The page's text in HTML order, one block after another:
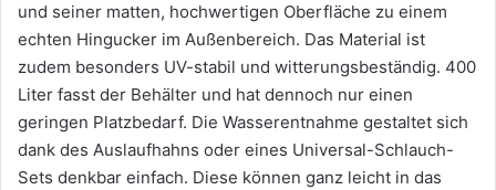
und seiner matten, hochwertigen Oberfläche zu einem
echten Hingucker im Außenbereich. Das Material ist
zudem besonders UV-stabil und witterungsbeständig. 400
Liter fasst der Behälter und hat dennoch nur einen
geringen Platzbedarf. Die Wasserentnahme gestaltet sich
dank des Auslaufhahns oder eines Universal-Schlauch-
Sets denkbar einfach. Diese können ganz leicht in das